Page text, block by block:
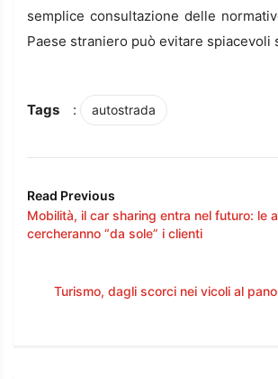
semplice consultazione delle
Paese straniero può evitare spiacevoli
Tags : autostrada
Read Previous
Mobilità, il car sharing entra nel futuro: le
cercheranno “da sole” i clienti
Turismo, dagli scorci nei vicoli al